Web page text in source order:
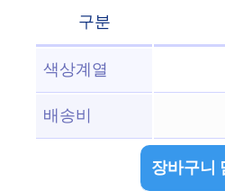
구분
색상계열
배송비
장바구니